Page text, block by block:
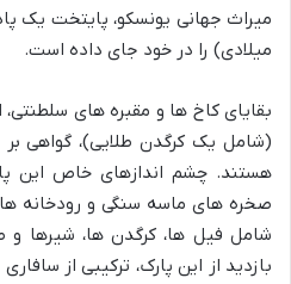
میلادی) را در خود جای داده است.
بقایای کاخ ها و مقبره های
(شامل یک کرگدن طلایی)، گواهی
هستند. چشم اندازهای خاص این
صخره های ماسه سنگی و
شامل فیل ها، کرگدن ها، شیرها
بازدید از این پارک، ترکیبی از